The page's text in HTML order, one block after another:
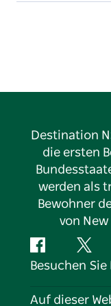
Für ein ganz
erleben Sie die
Destination
die ersten
werden als
Bewohner
von
Facebook
Besuchen Sie
Kontaktieren
Auf dieser